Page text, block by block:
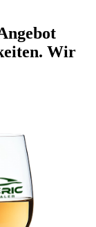
Wir